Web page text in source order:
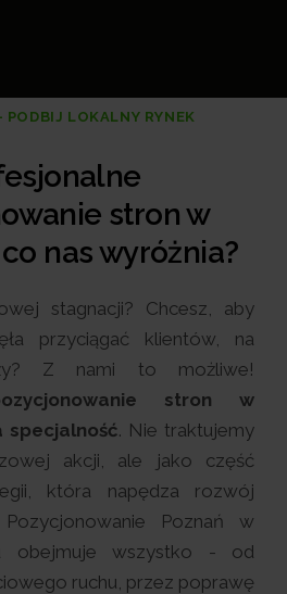
PODBIJ LOKALNY RYNEK
stron w
nas wyróżnia?
stagnacji? Chcesz, aby
przyciągać klientów, na
Z nami to możliwe!
stron w
specjalność. Nie traktujemy
akcji, ale jako część
która napędza rozwój
Poznań w
obejmuje wszystko - od
ruchu, przez poprawę